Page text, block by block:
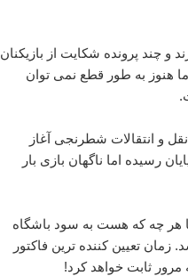
و چند پرونده شکایت از بازیکنان
هنوز به طور قطع نمی توان
و انتقالات شطرنجی آغاز
رسیده اما ناگهان بازی بار
هر چه که هست به سود باشگاه
زمان تعیین کننده ترین فاکتور
مرور ثابت خواهد کرد!